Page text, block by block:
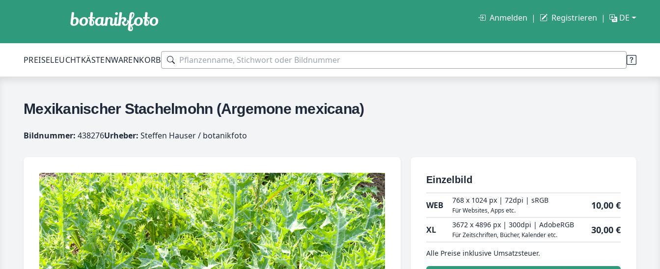
Anmelden Registrieren DE
PREISELEUCHTKÄSTENWARENKORB
Mexikanischer Stachelmohn (Argemone mexicana)
Bildnummer: 438276Urheber: Steffen Hauser / botanikfoto
Einzelbild
WEB 768 x 1024 px | 72dpi | sRGB
Für Websites, Apps etc. 10,00 €
XL 3672 x 4896 px | 300dpi | AdobeRGB
Für Zeitschriften, Bücher, Kalender etc. 30,00 €
Alle Preise inklusive Umsatzsteuer.